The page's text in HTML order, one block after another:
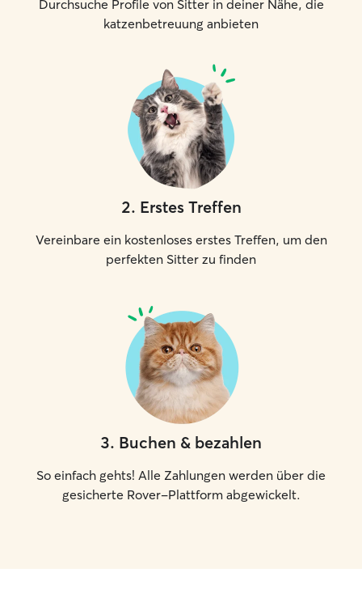
Durchsuche Profile von Sitter in deiner Nähe, die
katzenbetreuung anbieten
2. Erstes Treffen
Vereinbare ein kostenloses erstes Treffen, um den
perfekten Sitter zu finden
3. Buchen & bezahlen
So einfach gehts! Alle Zahlungen werden über die
gesicherte Rover-Plattform abgewickelt.